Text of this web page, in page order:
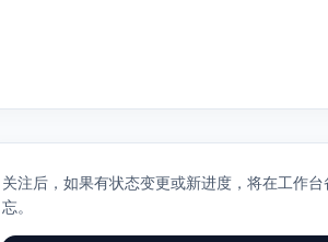
关注后，如果有状态变更或新进度，将在工作台
忘。